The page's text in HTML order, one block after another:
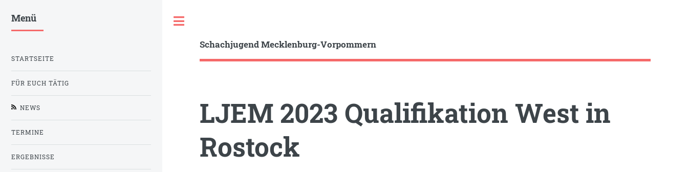
Schachjugend Mecklenburg-Vorpommern
LJEM 2023 Qualifikation West in
Rostock
Menü
STARTSEITE
FÜR EUCH TÄTIG
NEWS
TERMINE
ERGEBNISSE